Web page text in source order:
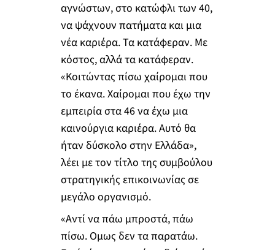
αγνώστων, στο κατώφλι των 40,
να ψάχνουν πατήματα και μια
νέα καριέρα. Τα κατάφεραν. Με
κόστος, αλλά τα κατάφεραν.
«Κοιτώντας πίσω χαίρομαι που
το έκανα. Χαίρομαι που έχω την
εμπειρία στα 46 να έχω μια
καινούργια καριέρα. Αυτό θα
ήταν δύσκολο στην Ελλάδα»,
λέει με τον τίτλο της συμβούλου
στρατηγικής επικοινωνίας σε
μεγάλο οργανισμό.
«Αντί να πάω μπροστά, πάω
πίσω. Ομως δεν τα παρατάω.